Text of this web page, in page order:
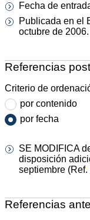
Fecha de
Publicada en el
octubre de 2006.
Referencias
Criterio de
por contenido
por fecha
SE MODIFICA
disposición
septiembre (Ref.
Referencias